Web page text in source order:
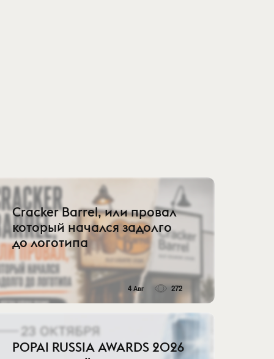
Cracker Barrel, или провал
который начался задолго
до логотипа
4 Авг 272
POPAI RUSSIA AWARDS 2026